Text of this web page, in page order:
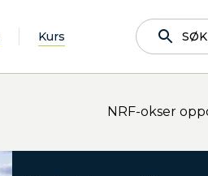
Kurs SØK
NRF-okser